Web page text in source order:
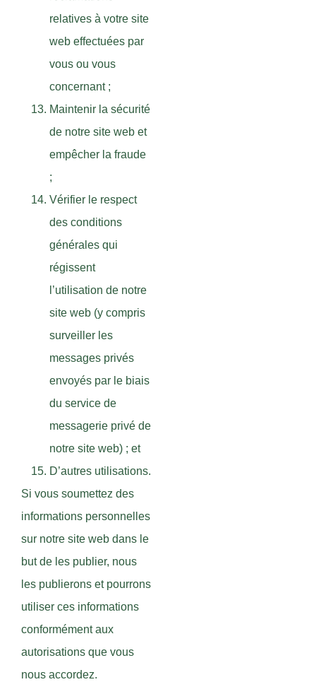
relatives à votre site
web effectuées par
vous ou vous
concernant ;
Maintenir la sécurité
de notre site web et
empêcher la fraude
;
Vérifier le respect
des conditions
générales qui
régissent
l’utilisation de notre
site web (y compris
surveiller les
messages privés
envoyés par le biais
du service de
messagerie privé de
notre site web) ; et
D’autres utilisations.
Si vous soumettez des
informations personnelles
sur notre site web dans le
but de les publier, nous
les publierons et pourrons
utiliser ces informations
conformément aux
autorisations que vous
nous accordez.